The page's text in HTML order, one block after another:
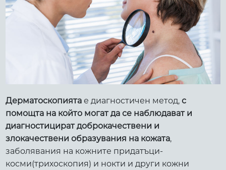
Дерматоскопията е диагностичен метод,с
помощта на който могат да се наблюдават и
диагностицират доброкачествени и
злокачествени образувания на кожата,
заболявания на кожните придатъци-
косми(трихоскопия) и нокти и други кожни